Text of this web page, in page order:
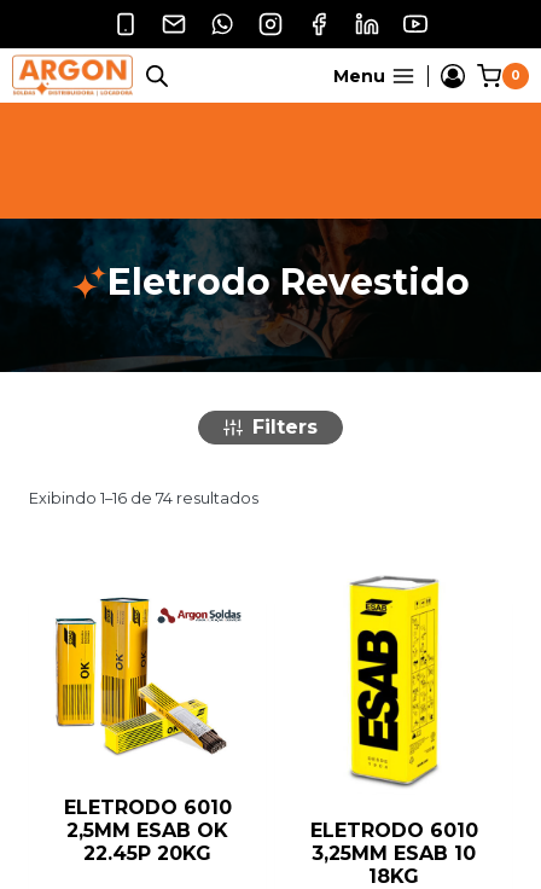
o
Conteúdo
Menu 0
Eletrodo Revestido
Filters
Exibindo 1–16 de 74 resultados
ELETRODO 6010
2,5MM ESAB OK
22.45P 20KG
ELETRODO 6010
3,25MM ESAB 10
18KG